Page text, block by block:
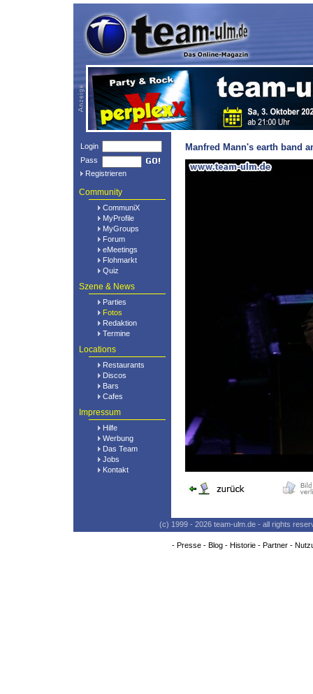
Login
Pass
Registrieren
Community
CommuniX
MyProfile
MyGroups
Forum
eMeetings
Flohmarkt
Quiz
Szene & News
Parties
Fotos
Redaktion
Termine
Locations
Restaurants
Discos
Bars
Cafes
Impressum
Hilfe
Werbung
Das Team
Jobs
Kontakt
Manfred Mann's earth band
(c) 1999 - 2026 team-ulm.de - all rights
- Presse- Blog- Historie- Partner-